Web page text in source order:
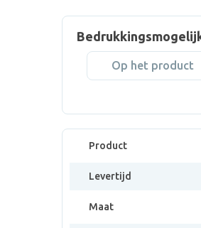
Op het product
Product
Levertijd
Maat